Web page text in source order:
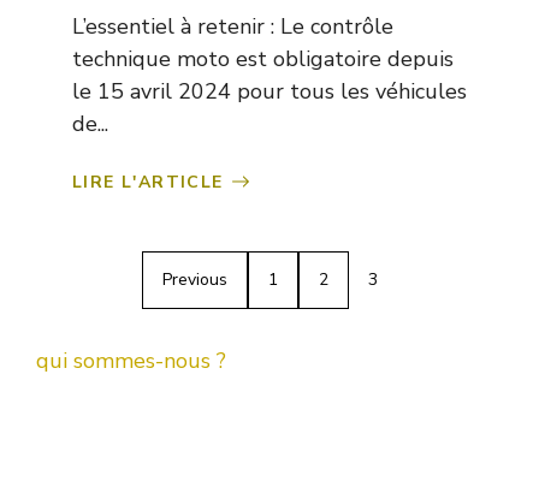
L’essentiel à retenir : Le contrôle
technique moto est obligatoire depuis
le 15 avril 2024 pour tous les véhicules
de...
LIRE L'ARTICLE
Previous 1 2 3
qui sommes-nous ?